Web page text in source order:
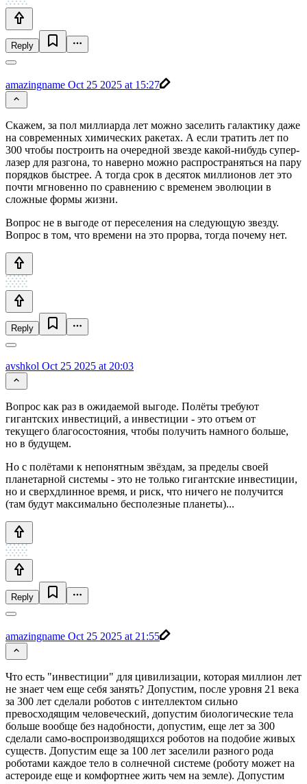
Reply
amazingname Oct 25 2025 at 15:27
Скажем, за пол миллиарда лет можно заселить галактику даже
на современных химических ракетах. А если тратить лет по
300 чтобы построить на очередной звезде какой-нибудь супер-
лазер для разгона, то наверно можно распространяться на пару
порядков быстрее. А тогда срок в десяток миллионов лет это
почти мгновенно по сравнению с временем эволюции в
сложные формы жизни.
Вопрос не в выгоде от переселения на следующую звезду.
Вопрос в том, что времени на это прорва, тогда почему нет.
Reply
avshkol Oct 25 2025 at 20:03
Вопрос как раз в ожидаемой выгоде. Полёты требуют
гигантских инвестиций, а инвестиции - это отъем от
текущего благосостояния, чтобы получить намного больше,
но в будущем.
Но с полётами к непонятным звёздам, за пределы своей
планетарной системы - это не только гигантские инвестиции,
но и сверхдлинное время, и риск, что ничего не получится
(там будут максимально бесполезные планеты)...
Reply
amazingname Oct 25 2025 at 21:55
Что есть "инвестиции" для цивилизации, которая миллион лет
не знает чем еще себя занять? Допустим, после уровня 21 века
за 300 лет сделали роботов с интеллектом сильно
превосходящим человеческий, допустим биологические тела
больше вообще без надобности, допустим, еще лет за 300
сделали само-воспроизводящихся роботов на подобие живых
существ. Допустим еще за 100 лет заселили разного рода
роботами каждое тело в солнечной системе (роботу может на
астероиде еще и комфортнее жить чем на земле). Допустим